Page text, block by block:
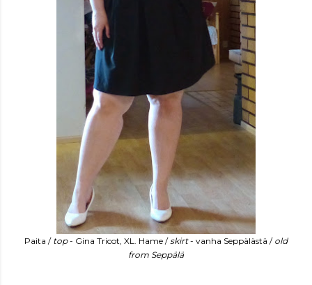
Paita / top- Gina Tricot, XL. Hame /skirt- vanha Seppälästä / old
from Seppälä